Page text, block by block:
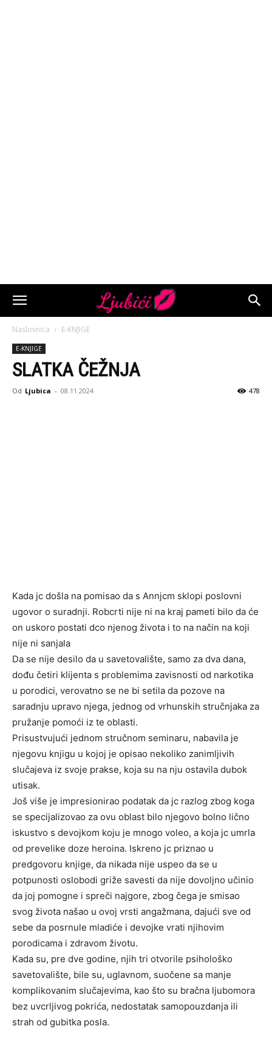
Naslovnica E-KNJIGE
E-KNJIGE
SLATKA ČEŽNJA
Od Ljubica - 08.11.2024 478
Kada jc došla na pomisao da s Annjcm sklopi poslovni
ugovor o suradnji. Robcrti nije ni na kraj pameti bilo da će
on uskoro postati dco njenog života i to na način na koji
nije ni sanjala
Da se nije desilo da u savetovalište, samo za dva dana,
dođu četiri klijenta s problemima zavisnosti od narkotika
u porodici, verovatno se ne bi setila da pozove na
saradnju upravo njega, jednog od vrhunskih stručnjaka za
pružanje pomoći iz te oblasti.
Prisustvujući jednom stručnom seminaru, nabavila je
njegovu knjigu u kojoj je opisao nekoliko zanimljivih
slučajeva iz svoje prakse, koja su na nju ostavila dubok
utisak.
Još više je impresionirao podatak da jc razlog zbog koga
se specijalizovao za ovu oblast bilo njegovo bolno lično
iskustvo s devojkom koju je mnogo voleo, a koja jc umrla
od prevelike doze heroina. Iskreno jc priznao u
predgovoru knjige, da nikada nije uspeo da se u
potpunosti oslobodi griže savesti da nije dovoljno učinio
da joj pomogne i spreči najgore, zbog čega je smisao
svog života našao u ovoj vrsti angažmana, dajući sve od
sebe da posrnule mladiće i devojke vrati njihovim
porodicama i zdravom životu.
Kada su, pre dve godine, njih tri otvorile psihološko
savetovalište, bile su, uglavnom, suočene sa manje
komplikovanim slučajevima, kao što su bračna ljubomora
bez uvcrljivog pokrića, nedostatak samopouzdanja ili
strah od gubitka posla.